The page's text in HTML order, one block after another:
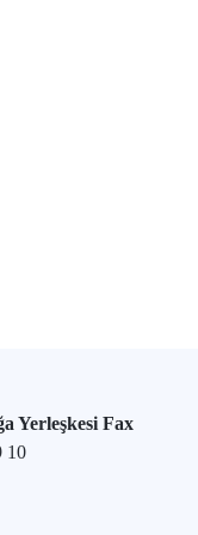
Yerleşkesi Fax
10